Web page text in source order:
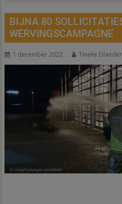
BIJNA 80
WERVINGSCAMPAGNE
1 december 2022 Tineke